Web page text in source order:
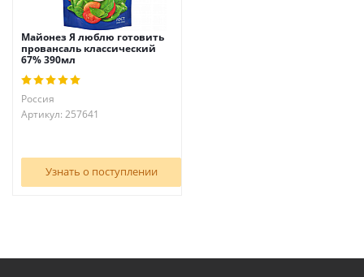
Майонез Я люблю готовить
провансаль классический
67% 390мл
Россия
Артикул: 257641
Узнать о поступлении